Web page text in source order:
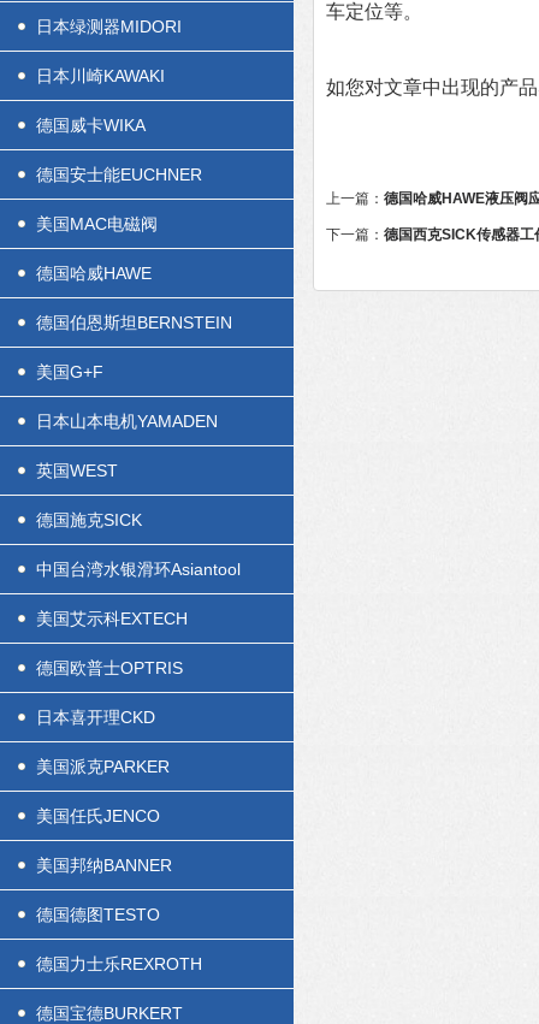
日本绿测器MIDORI
日本川崎KAWAKI
德国威卡WIKA
德国安士能EUCHNER
美国MAC电磁阀
德国哈威HAWE
德国伯恩斯坦BERNSTEIN
美国G+F
日本山本电机YAMADEN
英国WEST
德国施克SICK
中国台湾水银滑环Asiantool
美国艾示科EXTECH
德国欧普士OPTRIS
日本喜开理CKD
美国派克PARKER
美国任氏JENCO
美国邦纳BANNER
德国德图TESTO
德国力士乐REXROTH
德国宝德BURKERT
车定位等。
如您对文章中出现的产
上一篇： 德国哈威HAWE液压阀
下一篇： 德国西克SICK传感器工